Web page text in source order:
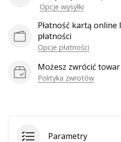
Pokaż
wszystkie
artykuły
Opcje wysyłki
Płatność kartą
płatności
Opcje płatności
Możesz zwrócić
Polityka zwrotów
Parametry